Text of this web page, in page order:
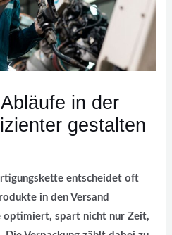
in der
gestalten
entscheidet oft
in den Versand
optimiert, spart nicht nur Zeit,